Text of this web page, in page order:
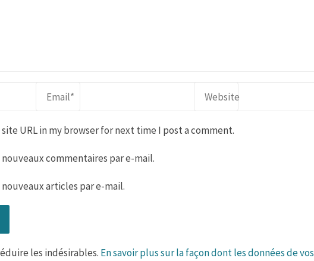
URL in my browser for next time I post a comment.
commentaires par e-mail.
articles par e-mail.
les indésirables. En savoir plus sur la façon dont les données de vos